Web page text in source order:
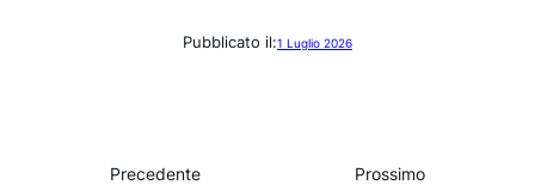
Pubblicato il:1 Luglio 2026
Precedente
Prossimo